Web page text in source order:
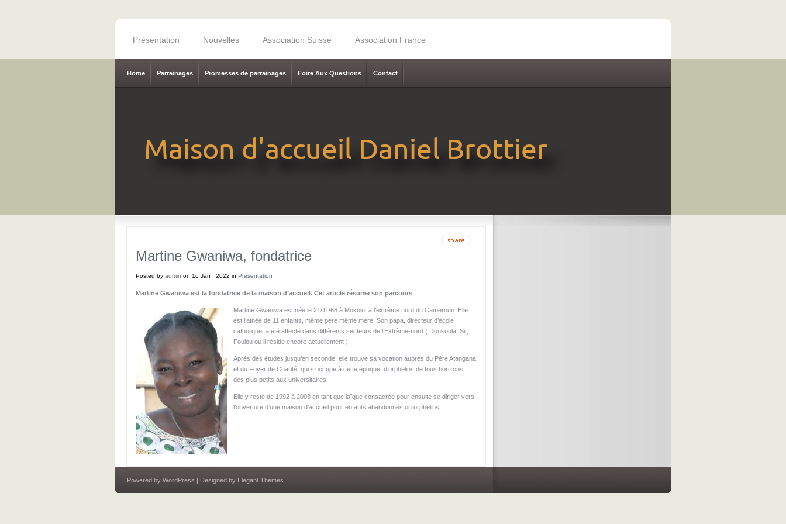
Présentation Nouvelles Association Suisse Association France
Home Parrainages Promesses de parrainages Foire Aux Questions Contact
Martine Gwaniwa, fondatrice
Posted by admin on 16 Jan , 2022 in Présentation
Martine Gwaniwa est la fondatrice de la maison d’accueil. Cet article résume son parcours
Martine Gwaniwa est née le 21/11/68 à Mokolo, à l’extrême nord du Cameroun. Elle
est l’aînée de 11 enfants, même père même mère. Son papa, directeur d’école
catholique, a été affecté dans différents secteurs de l’Extrème-nord ( Doukoula, Sir,
Foulou où il réside encore actuellement ).
Après des études jusqu’en seconde, elle trouve sa vocation auprès du Père Atangana
et du Foyer de Charité, qui s’occupe à cette époque, d’orphelins de tous horizons,
des plus petits aux universitaires.
Elle y reste de 1992 à 2003 en tant que laïque consacrée pour ensuite se diriger vers
l’ouverture d’une maison d’accueil pour enfants abandonnés ou orphelins.
Powered by WordPress | Designed by Elegant Themes